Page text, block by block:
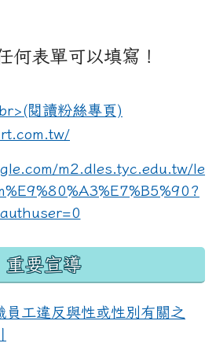
何表單可以填寫！
link to https://
重要宣導
員工違反與性或性別有關之